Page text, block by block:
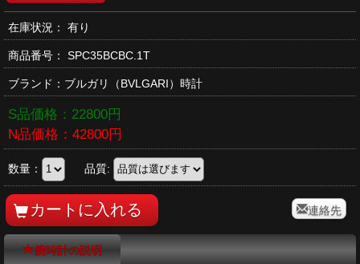
在庫状況： 有り
商品番号： SPC35BCBC.1T
ブランド： ブルガリ （BVLGARI）時計
S品価格： 22800円
N品価格： 42800円
数量： 品質:
連絡先
腕時計の説明